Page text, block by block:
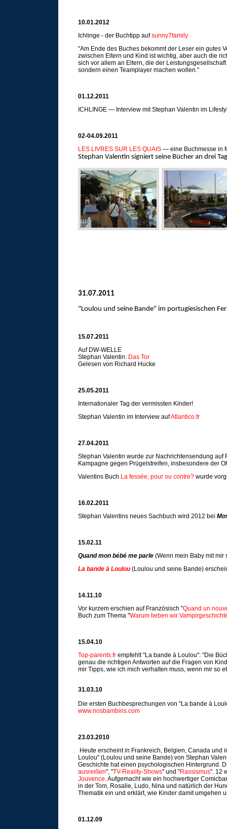
10.01.2012
Ichlinge - der Buchtipp aufsunny7family
"Am Ende des Buches bekommt der Leser ein gutes
zwischen Eltern und Kind ist wichtig, aber auch die
sich vor allem an Eltern, die der
sondern einen Teamplayer machen wollen."
01.12.2011
ICHLINGE — Interview mit Stephan Valentin im
02-04.09.2011
LES LIVRES SUR LES QUAIS — eine Buchmesse in
Stephan Valentin signiert seine Bücher an drei
31.07.2011
"Loulou und seine Bande" im portugiesischen
15.07.2011
Auf DW-WELLE
Stephan Valentin: Das Tor
Gelesen von Richard Hucke
25.05.2011
Internationaler Tag der vermissten Kinder!
Stephan Valentin im Interview aufAtlantico.fr
27.04.2011
Stephan Valentin wurde zur Nachrichtensendung
Kampagne gegen Prügelstreifen, insbesondere der
Valentins Buch La fessée, pour ou contre? wurde
16.02.2011
Stephan Valentins neues Sachbuch wird 2012 bei
15.02.11
Quand mon bébé me parle (Wenn mein Baby mit mir
La bande à Loulou (Loulou und seine Bande)
14.11.10
Vor kurzem erschien auf Französisch "Quand un
Buch zum Thema "Warum lieben wir
15.04.10
Top-parents.fr empfehlt "La bande à Loulou": "Die
genau die richtigen Antworten auf die Fragen von
mir Tipps, wie ich mich verhalten muss, wenn mir so
31.03.10
Die ersten Buchbesprechungen von "La bande à
www.nosbambins.com
23.03.2010
Heute erscheint in Frankreich, Belgien, Canada
Loulou" (Loulou und seine Bande) von Stephan
Geschichte hat einen psychologischen Hintergrund.
ausreißen", "TV-Reality-Shows" und "Rassismus". 12
Jouvence. Aufgemacht wie ein hochwertiger
in der Tom, Rosalie, Ludo, Nina und natürlich der
Thematik ein und erklärt, wie Kinder damit umgehen
01.12.09